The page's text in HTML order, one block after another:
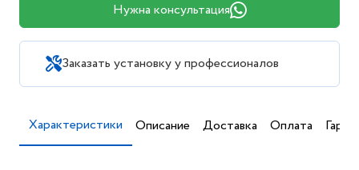
Нужна консультация
Заказать установку у профессионалов
Характеристики Описание Доставка Оплата